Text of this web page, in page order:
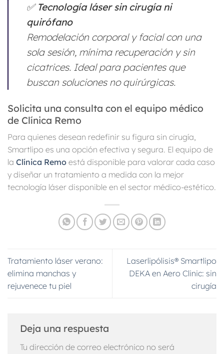
✅ Tecnología láser sin cirugía ni
quirófano
Remodelación corporal y facial con una
sola sesión, mínima recuperación y sin
cicatrices. Ideal para pacientes que
buscan soluciones no quirúrgicas.
Solicita una consulta con el equipo médico
de Clínica Remo
Para quienes desean redefinir su figura sin cirugía,
Smartlipo es una opción efectiva y segura. El equipo de
la Clínica Remo está disponible para valorar cada caso
y diseñar un tratamiento a medida con la mejor
tecnología láser disponible en el sector médico-estético.
Tratamiento láser verano:
elimina manchas y
rejuvenece tu piel
Laserlipólisis® Smartlipo
DEKA en Aero Clinic: sin
cirugía
Deja una respuesta
Tu dirección de correo electrónico no será